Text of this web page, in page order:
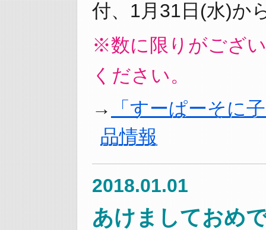
付、1月31日(水)か
※数に限りがござ
ください。
「すーぱーそに
品情報
2018.01.01
あけましておめ